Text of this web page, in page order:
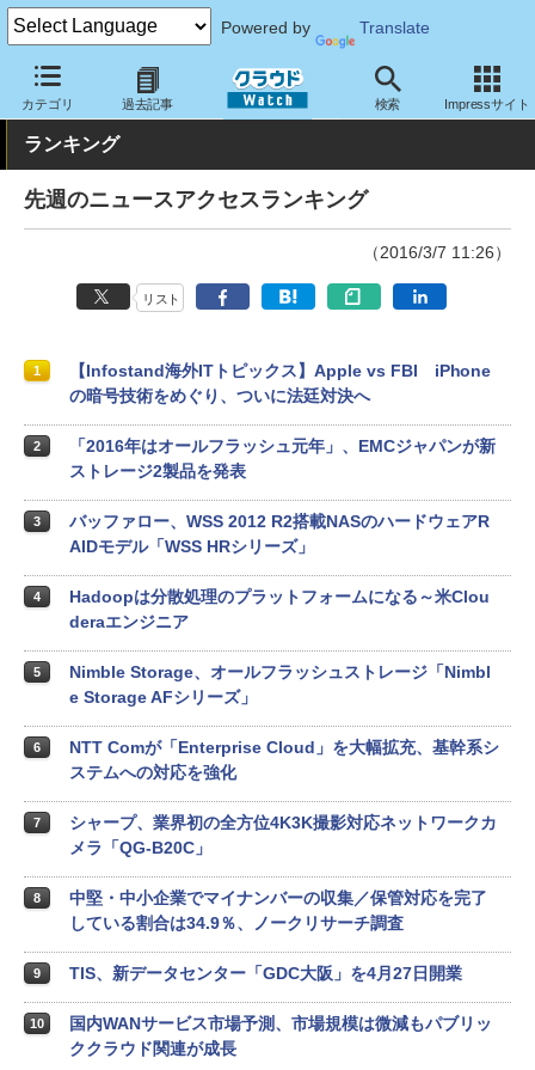
Powered by Translate
カテゴリ 過去記事 検索 Impressサイト
クラウド Watch トピック ランキング
ランキング
先週のニュースアクセスランキング
（2016/3/7 11:26）
リスト
1
【Infostand海外ITトピックス】Apple vs FBI iPhone
の暗号技術をめぐり、ついに法廷対決へ
2
「2016年はオールフラッシュ元年」、EMCジャパンが新
ストレージ2製品を発表
3
バッファロー、WSS 2012 R2搭載NASのハードウェアR
AIDモデル「WSS HRシリーズ」
4
Hadoopは分散処理のプラットフォームになる～米Clou
deraエンジニア
5
Nimble Storage、オールフラッシュストレージ「Nimbl
e Storage AFシリーズ」
6
NTT Comが「Enterprise Cloud」を大幅拡充、基幹系シ
ステムへの対応を強化
7
シャープ、業界初の全方位4K3K撮影対応ネットワークカ
メラ「QG-B20C」
8
中堅・中小企業でマイナンバーの収集／保管対応を完了
している割合は34.9％、ノークリサーチ調査
9 TIS、新データセンター「GDC大阪」を4月27日開業
10
国内WANサービス市場予測、市場規模は微減もパブリッ
ククラウド関連が成長